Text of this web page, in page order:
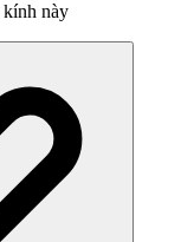
này